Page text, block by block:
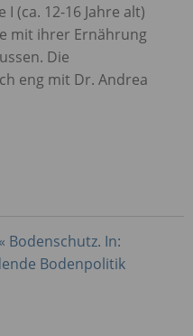
(ca. 12-16 Jahre alt)
mit ihrer Ernährung
Die
eng mit Dr. Andrea
Bodenschutz. In:
Bodenpolitik